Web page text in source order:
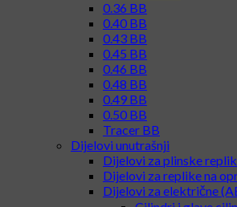
0.36 BB
0.40 BB
0.43 BB
0.45 BB
0.46 BB
0.48 BB
0.49 BB
0.50 BB
Tracer BB
Dijelovi unutrašnji
Dijelovi za plinske
Dijelovi za replike na
Dijelovi za električne